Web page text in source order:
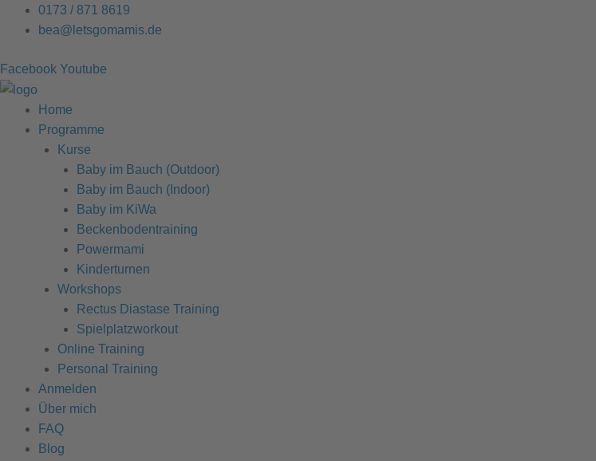
Inhalt
0173 / 871 8619
bea@letsgomamis.de
Facebook Youtube
Home
Programme
Kurse
Baby im Bauch (Outdoor)
Baby im Bauch (Indoor)
Baby im KiWa
Beckenbodentraining
Powermami
Kinderturnen
Workshops
Rectus Diastase Training
Spielplatzworkout
Online Training
Personal Training
Anmelden
Über mich
FAQ
Blog